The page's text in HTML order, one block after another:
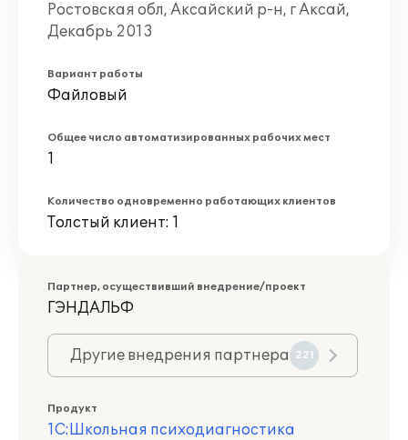
Ростовская обл, Аксайский р-н, г Аксай,
Декабрь 2013
Вариант работы
Файловый
Общее число автоматизированных рабочих мест
1
Количество одновременно работающих клиентов
Толстый клиент: 1
Партнер, осуществивший внедрение/проект
ГЭНДАЛЬФ
Другие внедрения партнера 221
Продукт
1С:Школьная психодиагностика